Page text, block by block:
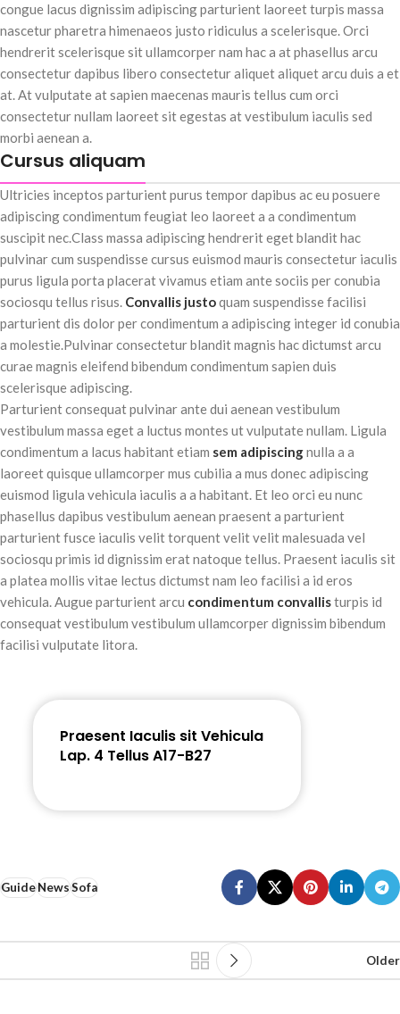
congue lacus dignissim adipiscing parturient laoreet turpis massa
nascetur pharetra himenaeos justo ridiculus a scelerisque. Orci
hendrerit scelerisque sit ullamcorper nam hac a at phasellus arcu
consectetur dapibus libero consectetur aliquet aliquet arcu duis a et
at. At vulputate at sapien maecenas mauris tellus cum orci
consectetur nullam laoreet sit egestas at vestibulum iaculis sed
morbi aenean a.
Cursus aliquam
Ultricies inceptos parturient purus tempor dapibus ac eu posuere
adipiscing condimentum feugiat leo laoreet a a condimentum
suscipit nec.Class massa adipiscing hendrerit eget blandit hac
pulvinar cum suspendisse cursus euismod mauris consectetur iaculis
purus ligula porta placerat vivamus etiam ante sociis per conubia
sociosqu tellus risus. Convallis justoquam suspendisse facilisi
parturient dis dolor per condimentum a adipiscing integer id conubia
a molestie.Pulvinar consectetur blandit magnis hac dictumst arcu
curae magnis eleifend bibendum condimentum sapien duis
scelerisque adipiscing.
Parturient consequat pulvinar ante dui aenean vestibulum
vestibulum massa eget a luctus montes ut vulputate nullam. Ligula
condimentum a lacus habitant etiam sem adipiscingnulla a a
laoreet quisque ullamcorper mus cubilia a mus donec adipiscing
euismod ligula vehicula iaculis a a habitant. Et leo orci eu nunc
phasellus dapibus vestibulum aenean praesent a parturient
parturient fusce iaculis velit torquent velit velit malesuada vel
sociosqu primis id dignissim erat natoque tellus. Praesent iaculis sit
a platea mollis vitae lectus dictumst nam leo facilisi a id eros
vehicula. Augue parturient arcu condimentum convallisturpis id
consequat vestibulum vestibulum ullamcorper dignissim bibendum
facilisi vulputate litora.
Praesent Iaculis sit Vehicula
Lap. 4 Tellus A17-B27
GuideNewsSofa
Older